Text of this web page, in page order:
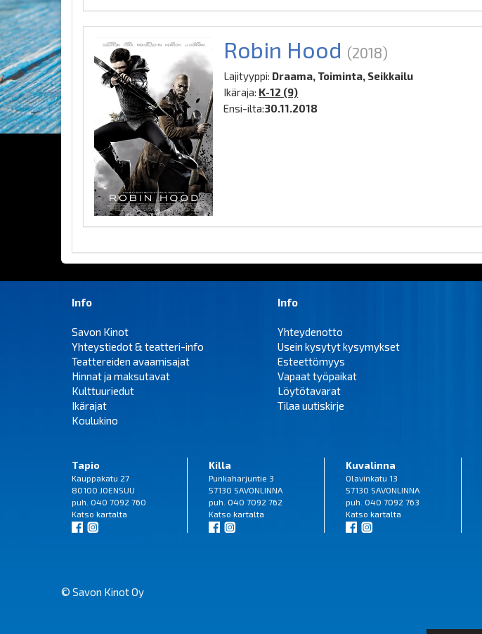
Robin Hood (2018)
Lajityyppi: Draama, Toiminta, Seikkailu
Ikäraja: K-12 (9)
Ensi-ilta:30.11.2018
Info
Savon Kinot
Yhteystiedot & teatteri-info
Teattereiden avaamisajat
Hinnat ja maksutavat
Kulttuuriedut
Ikärajat
Koulukino
Info
Yhteydenotto
Usein kysytyt kysymykset
Esteettömyys
Vapaat työpaikat
Löytötavarat
Tilaa uutiskirje
Tapio
Kauppakatu 27
80100 JOENSUU
puh. 040 7092 760
Katso kartalta
Killa
Punkaharjuntie 3
57130 SAVONLINNA
puh. 040 7092 762
Katso kartalta
Kuvalinna
Olavinkatu 13
57130 SAVONLINNA
puh. 040 7092 763
Katso kartalta
© Savon Kinot Oy